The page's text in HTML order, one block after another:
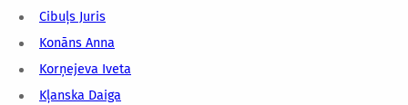
Cibuļs Juris
Konāns Anna
Korņejeva Iveta
Kļanska Daiga